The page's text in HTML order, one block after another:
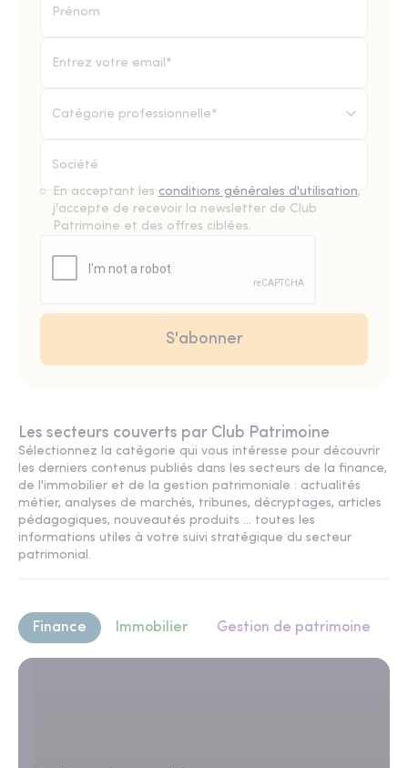
Catégorie professionnelle*
En acceptant les conditions générales d'utilisation,
j'accepte de recevoir la newsletter de Club
Patrimoine et des offres ciblées.
Les secteurs couverts par Club Patrimoine
Sélectionnez la catégorie qui vous intéresse pour découvrir
les derniers contenus publiés dans les secteurs de la finance,
de l'immobilier et de la gestion patrimoniale : actualités
métier, analyses de marchés, tribunes, décryptages, articles
pédagogiques, nouveautés produits ... toutes les
informations utiles à votre suivi stratégique du secteur
patrimonial.
Finance Immobilier Gestion de patrimoine